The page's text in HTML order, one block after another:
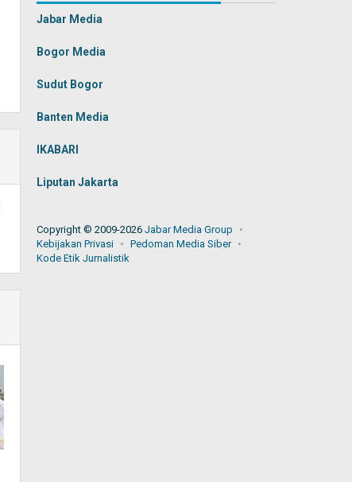
Jabar Media
Bogor Media
Sudut Bogor
Banten Media
IKABARI
Liputan Jakarta
Copyright © 2009-2026Jabar Media Group
Kebijakan Privasi
Pedoman Media Siber
Kode Etik Jurnalistik